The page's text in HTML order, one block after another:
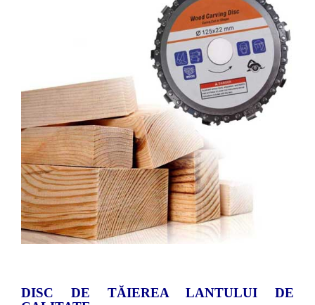
DISC DE TĂIEREA LANTULUI DE